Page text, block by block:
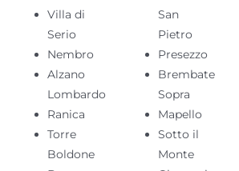
Villa di
Serio
Nembro
Alzano
Lombardo
Ranica
Torre
Boldone
San
Pietro
Presezzo
Brembate
Sopra
Mapello
Sotto il
Monte